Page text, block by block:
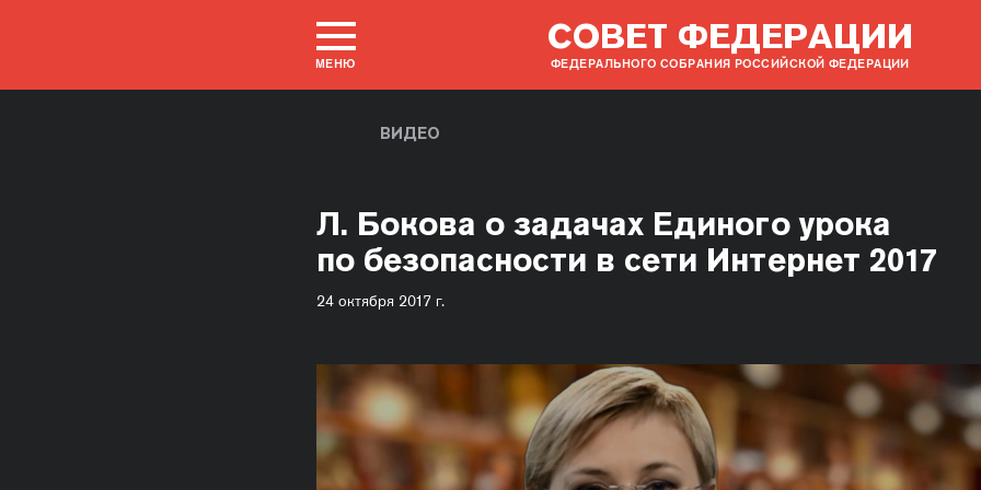
МЕНЮ
СОВЕТ ФЕДЕРАЦИИ
ФЕДЕРАЛЬНОГО СОБРАНИЯ РОССИЙСКОЙ ФЕДЕРАЦИИ
ВИДЕО
Л. Бокова о задачах Единого урока
по безопасности в сети Интернет 2017
24 октября 2017 г.